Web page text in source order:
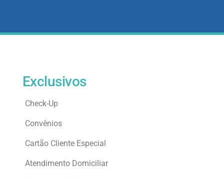
Exclusivos
Check-Up
Convênios
Cartão Cliente Especial
Atendimento Domiciliar